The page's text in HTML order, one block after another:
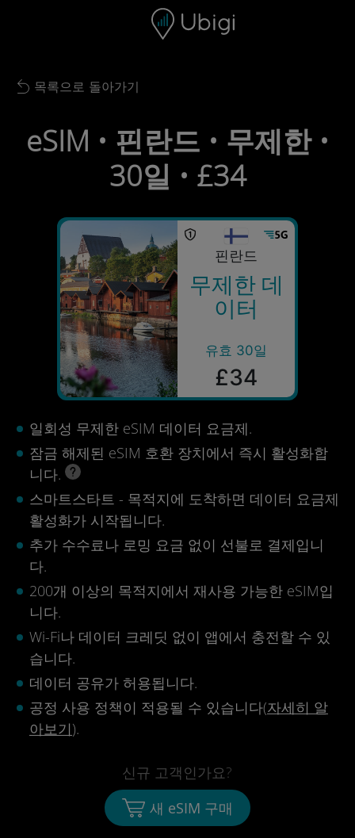
내비게이션 바 하단
Back to list
목록으로 돌아가기
eSIM • 핀란드 • 무제한 •
30일 • £34
핀란드
무제한 데
이터
유효 30일
£34
일회성 무제한 eSIM 데이터 요금제.
잠금 해제된 eSIM 호환 장치에서 즉시 활성화합
니다.
스마트스타트 - 목적지에 도착하면 데이터 요금제
활성화가 시작됩니다.
추가 수수료나 로밍 요금 없이 선불로 결제입니
다.
200개 이상의 목적지에서 재사용 가능한 eSIM입
니다.
Wi-Fi나 데이터 크레딧 없이 앱에서 충전할 수 있
습니다.
데이터 공유가 허용됩니다.
공정 사용 정책이 적용될 수 있습니다(자세히 알
아보기).
신규 고객인가요?
새 eSIM 구매